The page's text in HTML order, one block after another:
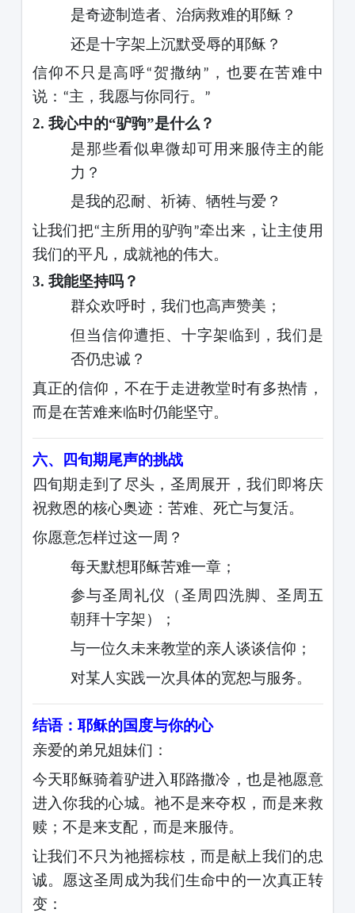
是奇迹制造者、治病救难的耶稣？
还是十字架上沉默受辱的耶稣？
信仰不只是高呼“贺撒纳 ” ，也要在苦难中
说： “主，我愿与你同行。 ”
2. 我心中的“驴驹”是什么？
是那些看似卑微却可用来服侍主的能
力？
是我的忍耐、祈祷、牺牲与爱？
让我们把“主所用的驴驹”牵出来，让主使用
我们的平凡，成就祂的伟大。
3. 我能坚持吗？
群众欢呼时，我们也高声赞美；
但当信仰遭拒、十字架临到，我们是
否仍忠诚？
真正的信仰，不在于走进教堂时有多热情，
而是在苦难来临时仍能坚守。
六、四旬期尾声的挑战
四旬期走到了尽头，圣周展开，我们即将庆
祝救恩的核心奥迹：苦难、死亡与复活。
你愿意怎样过这一周？
每天默想耶稣苦难一章；
参与圣周礼仪（圣周四洗脚、圣周五
朝拜十字架）；
与一位久未来教堂的亲人谈谈信仰；
对某人实践一次具体的宽恕与服务。
结语：耶稣的国度与你的心
亲爱的弟兄姐妹们：
今天耶稣骑着驴进入耶路撒冷，也是祂愿意
进入你我的心城。祂不是来夺权，而是来救
赎；不是来支配，而是来服侍。
让我们不只为祂摇棕枝，而是献上我们的忠
诚。愿这圣周成为我们生命中的一次真正转
变：